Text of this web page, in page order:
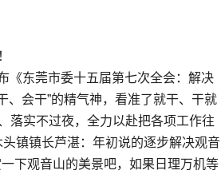
《东莞市委十五届第七次全会：解决
、会干”的精气神，看准了就干、干就
落实不过夜，全力以赴把各项工作往
镇镇长芦湛：年初说的逐步解决观音
下观音山的美景吧，如果日理万机等